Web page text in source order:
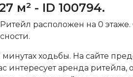
м² - ID 100794.
расположен на 0
ходьбы. На сайте
аренда ритейла,